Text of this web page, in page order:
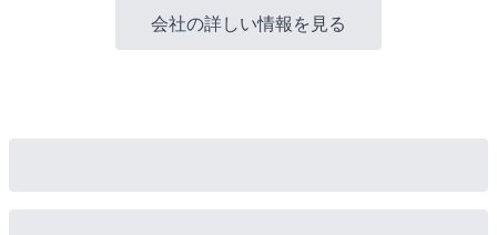
会社の詳しい情報を見る